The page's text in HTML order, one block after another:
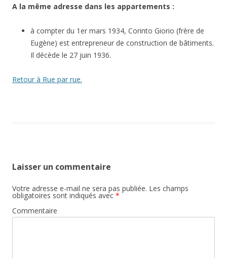
A la même adresse dans les appartements :
à compter du 1er mars 1934, Corinto Giorio (frère de
Eugène) est entrepreneur de construction de bâtiments.
Il décède le 27 juin 1936.
Retour à Rue par rue.
Laisser un commentaire
Votre adresse e-mail ne sera pas publiée. Les champs
obligatoires sont indiqués avec *
Commentaire